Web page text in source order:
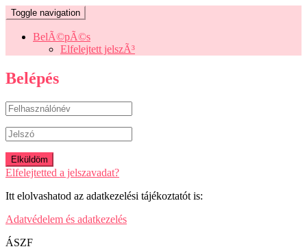
Toggle navigation
BelÃ©pÃ©s
Elfelejtett jelszÃ³
Belépés
Elfelejtetted a jelszavadat?
Itt elolvashatod az adatkezelési tájékoztatót is:
Adatvédelem és adatkezelés
ÁSZF